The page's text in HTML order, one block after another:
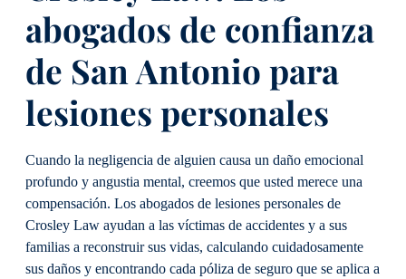
abogados de confianza
de San Antonio para
lesiones personales
Cuando la negligencia de alguien causa un daño emocional
profundo y angustia mental, creemos que usted merece una
compensación. Los abogados de lesiones personales de
Crosley Law ayudan a las víctimas de accidentes y a sus
familias a reconstruir sus vidas, calculando cuidadosamente
sus daños y encontrando cada póliza de seguro que se aplica a